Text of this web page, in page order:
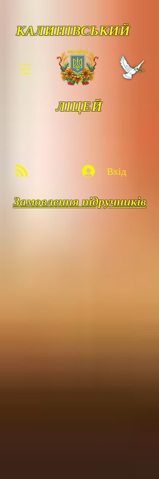
ЛІЦЕЙ
КАЛИНІВСЬКИЙ
Вхід
Замовлення підручників